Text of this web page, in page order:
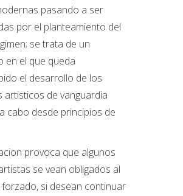
pasando a ser
por el planteamiento del
se trata de un
en el que queda
el desarrollo de los
artisticos de vanguardia
cabo desde principios de
provoca que algunos
se vean obligados al
forzado, si desean continuar